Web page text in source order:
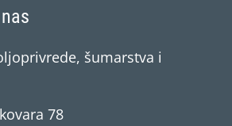
šumarstva i
78